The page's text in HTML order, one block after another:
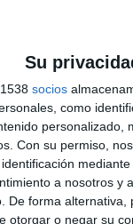
Su
socios
como
personalizado,
Con su permiso,
a nosotros y
De forma
otorgar o negar su
Más días
EN TELEVISIÓN
los datos estadísticos
dar los siguientes